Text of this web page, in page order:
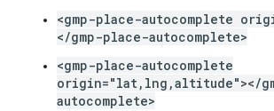
<gmp-place-autocomplete
</gmp-place-autocomplete>
<gmp-place-autocomplete
origin="lat,lng,altitude"></
autocomplete>